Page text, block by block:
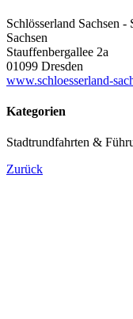
Schlösserland Sachsen
Sachsen
Stauffenbergallee 2a
01099 Dresden
www.schloesserland-
Kategorien
Stadtrundfahrten &
Zurück